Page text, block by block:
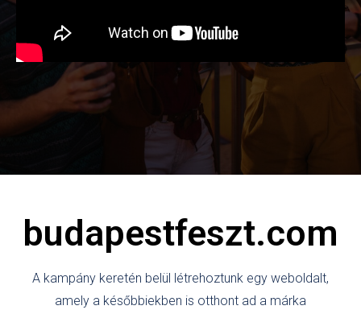
budapestfeszt.com
A kampány keretén belül létrehoztunk egy weboldalt,
amely a későbbiekben is otthont ad a márka